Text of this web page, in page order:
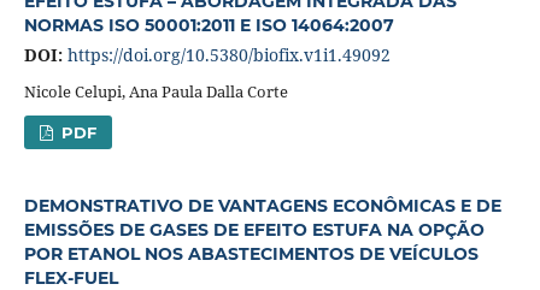
NORMAS ISO 50001:2011 E ISO 14064:2007
DOI: https://doi.org/10.5380/biofix.v1i1.49092
Nicole Celupi, Ana Paula Dalla Corte
PDF
DEMONSTRATIVO DE VANTAGENS ECONÔMICAS E DE
EMISSÕES DE GASES DE EFEITO ESTUFA NA OPÇÃO
POR ETANOL NOS ABASTECIMENTOS DE VEÍCULOS
FLEX-FUEL